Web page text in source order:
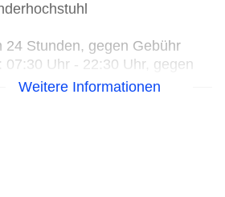
24 Stunden, gegen Gebühr
07:30 Uhr - 22:30 Uhr, gegen
Weitere Informationen